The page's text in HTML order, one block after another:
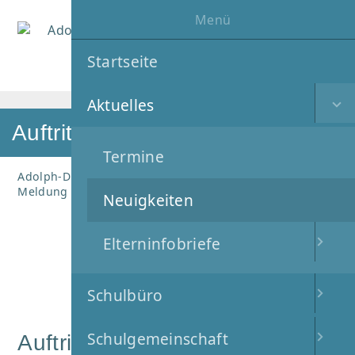
MENÜ
Auftritte des Schulchores
Adolph-Diesterweg-Schule
Meldung
10. April 2023
Auftritte des Chores
Menü
Startseite
Aktuelles
Termine
Neuigkeiten
Elterninfobriefe
Schulbüro
Schulgemeinschaft